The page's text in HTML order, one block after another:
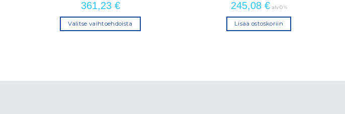
361,23 €
Valitse vaihtoehdoista
muunnelma.
245,08 € alv 0 %
Lisää ostoskoriin